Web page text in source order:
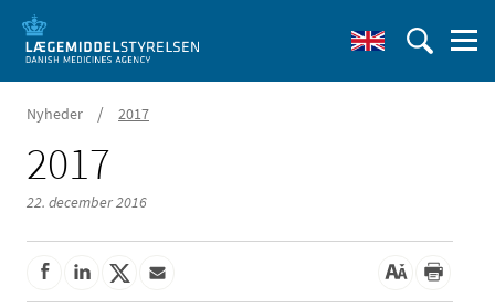
Nyheder / 2017
2017
22. december 2016